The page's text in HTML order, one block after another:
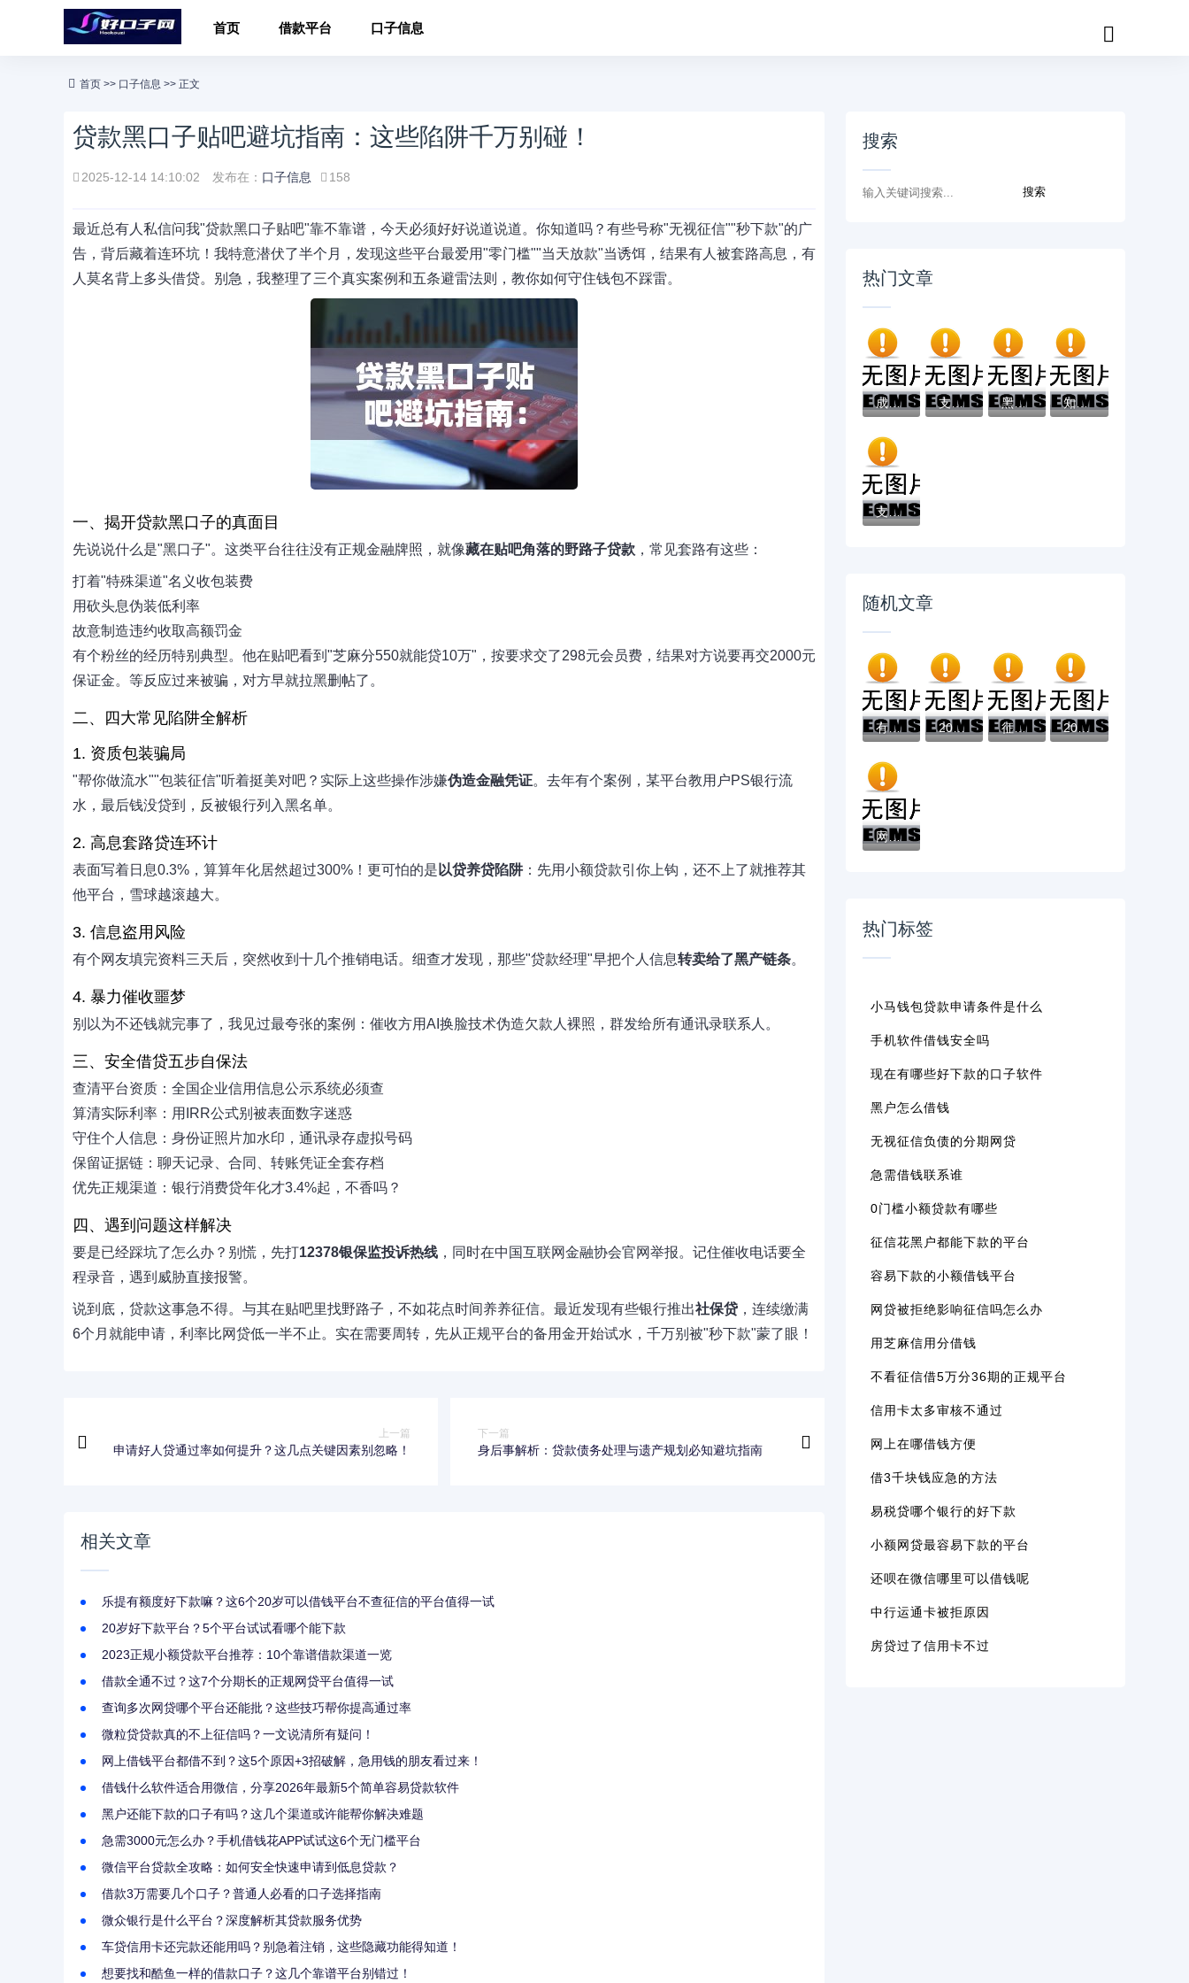
首页 借款平台 口子信息
首页 >> 口子信息 >> 正文
贷款黑口子贴吧避坑指南：这些陷阱千万别碰！
2025-12-14 14:10:02 发布在： 口子信息 158
最近总有人私信问我"贷款黑口子贴吧"靠不靠谱，今天必须好好说道说道。你知道吗？有些号称"无视征信""秒下款"的广
告，背后藏着连环坑！我特意潜伏了半个月，发现这些平台最爱用"零门槛""当天放款"当诱饵，结果有人被套路高息，有
人莫名背上多头借贷。别急，我整理了三个真实案例和五条避雷法则，教你如何守住钱包不踩雷。
一、揭开贷款黑口子的真面目
先说说什么是"黑口子"。这类平台往往没有正规金融牌照，就像藏在贴吧角落的野路子贷款 ，常见套路有这些：
打着"特殊渠道"名义收包装费
用砍头息伪装低利率
故意制造违约收取高额罚金
有个粉丝的经历特别典型。他在贴吧看到"芝麻分550就能贷10万"，按要求交了298元会员费，结果对方说要再交2000元
保证金。等反应过来被骗，对方早就拉黑删帖了。
二、四大常见陷阱全解析
1. 资质包装骗局
"帮你做流水""包装征信"听着挺美对吧？实际上这些操作涉嫌伪造金融凭证。去年有个案例，某平台教用户PS银行流
水，最后钱没贷到，反被银行列入黑名单。
2. 高息套路贷连环计
表面写着日息0.3%，算算年化居然超过300%！更可怕的是 以贷养贷陷阱 ：先用小额贷款引你上钩，还不上了就推荐其
他平台，雪球越滚越大。
3. 信息盗用风险
有个网友填完资料三天后，突然收到十几个推销电话。细查才发现，那些"贷款经理"早把个人信息转卖给了黑产链条。
4. 暴力催收噩梦
别以为不还钱就完事了，我见过最夸张的案例：催收方用AI换脸技术伪造欠款人裸照，群发给所有通讯录联系人。
三、安全借贷五步自保法
查清平台资质：全国企业信用信息公示系统必须查
算清实际利率：用IRR公式别被表面数字迷惑
守住个人信息：身份证照片加水印，通讯录存虚拟号码
保留证据链：聊天记录、合同、转账凭证全套存档
优先正规渠道：银行消费贷年化才3.4%起，不香吗？
四、遇到问题这样解决
要是已经踩坑了怎么办？别慌，先打12378银保监投诉热线 ，同时在中国互联网金融协会官网举报。记住催收电话要全
程录音，遇到威胁直接报警。
说到底，贷款这事急不得。与其在贴吧里找野路子，不如花点时间养养征信。最近发现有些银行推出社保贷 ，连续缴满
6个月就能申请，利率比网贷低一半不止。实在需要周转，先从正规平台的备用金开始试水，千万别被"秒下款"蒙了眼！
上一篇
申请好人贷通过率如何提升？这几点关键因素别忽略！
下一篇
身后事解析：贷款债务处理与遗产规划必知避坑指南
相关文章
乐提有额度好下款嘛？这6个20岁可以借钱平台不查征信的平台值得一试
20岁好下款平台？5个平台试试看哪个能下款
2023正规小额贷款平台推荐：10个靠谱借款渠道一览
借款全通不过？这7个分期长的正规网贷平台值得一试
查询多次网贷哪个平台还能批？这些技巧帮你提高通过率
微粒贷贷款真的不上征信吗？一文说清所有疑问！
网上借钱平台都借不到？这5个原因+3招破解，急用钱的朋友看过来！
借钱什么软件适合用微信，分享2026年最新5个简单容易贷款软件
黑户还能下款的口子有吗？这几个渠道或许能帮你解决难题
急需3000元怎么办？手机借钱花APP试试这6个无门槛平台
微信平台贷款全攻略：如何安全快速申请到低息贷款？
借款3万需要几个口子？普通人必看的口子选择指南
微众银行是什么平台？深度解析其贷款服务优势
车贷信用卡还完款还能用吗？别急着注销，这些隐藏功能得知道！
想要找和酷鱼一样的借款口子？这几个靠谱平台别错过！
搜索
热门文章
成黑户了哪里可以借钱急用啊，2025五大专属... 支付宝借钱平台哪个靠谱？实测这5款低息灵活... 黑户借款必下口子：2025推荐5个通过率100%的... 知乎推荐！借钱哪个平台靠谱？这5个低息正规...
支付宝借钱平台哪个好？实测推荐这3个靠谱低...
随机文章
有什么容易下的贷款口子？这几类产品审核快... 2026年好的大额贷款口子，超热门的10个深夜... 征信逾期了还能申请房贷吗？逾期记录对贷款... 2026年小额必下的网贷有哪些有哪些？推荐5个...
网贷逾期后能协商不上征信吗？这些方法帮你...
热门标签
小马钱包贷款申请条件是什么
手机软件借钱安全吗
现在有哪些好下款的口子软件
黑户怎么借钱
无视征信负债的分期网贷
急需借钱联系谁
0门槛小额贷款有哪些
征信花黑户都能下款的平台
容易下款的小额借钱平台
网贷被拒绝影响征信吗怎么办
用芝麻信用分借钱
不看征信借5万分36期的正规平台
信用卡太多审核不通过
网上在哪借钱方便
借3千块钱应急的方法
易税贷哪个银行的好下款
小额网贷最容易下款的平台
还呗在微信哪里可以借钱呢
中行运通卡被拒原因
房贷过了信用卡不过